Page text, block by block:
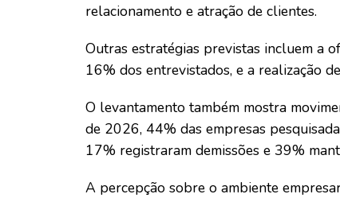
relacionamento e atração de clientes.
Outras estratégias previstas incluem a
16% dos entrevistados, e a realização
O levantamento também mostra
de 2026, 44% das empresas
17% registraram demissões e 39%
A percepção sobre o ambiente